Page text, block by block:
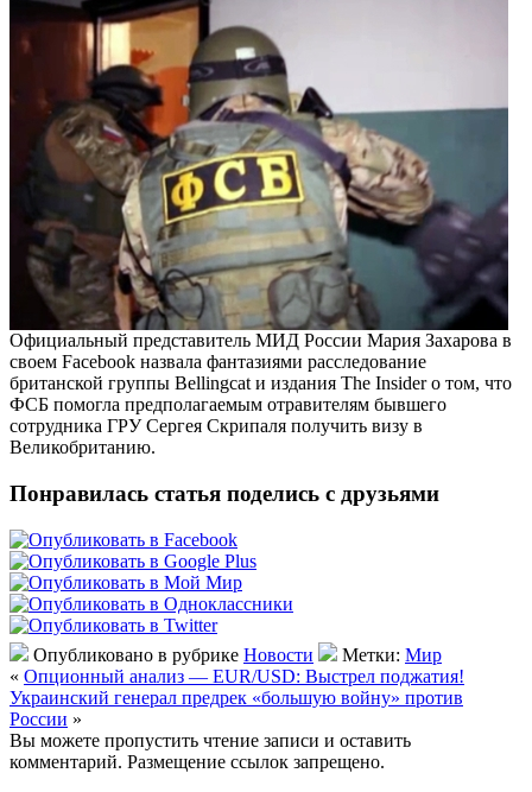
Официальный представитель МИД России Мария Захарова в
своем Facebook назвала фантазиями расследование
британской группы Bellingcat и издания The Insider о том, что
ФСБ помогла предполагаемым отравителям бывшего
сотрудника ГРУ Сергея Скрипаля получить визу в
Великобританию.
Понравилась статья поделись с друзьями
Опубликовано в рубрике Новости Метки: Мир
« Опционный анализ — EUR/USD: Выстрел поджатия!
Украинский генерал предрек «большую войну» против
России »
Вы можете пропустить чтение записи и оставить
комментарий. Размещение ссылок запрещено.